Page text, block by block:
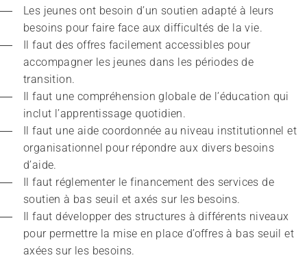
Les jeunes ont besoin d’un soutien adapté à leurs
besoins pour faire face aux difficultés de la vie.
Il faut des offres facilement accessibles pour
accompagner les jeunes dans les périodes de
transition.
Il faut une compréhension globale de l’éducation qui
inclut l’apprentissage quotidien.
Il faut une aide coordonnée au niveau institutionnel et
organisationnel pour répondre aux divers besoins
d’aide.
Il faut réglementer le financement des services de
soutien à bas seuil et axés sur les besoins.
Il faut développer des structures à différents niveaux
pour permettre la mise en place d’offres à bas seuil et
axées sur les besoins.